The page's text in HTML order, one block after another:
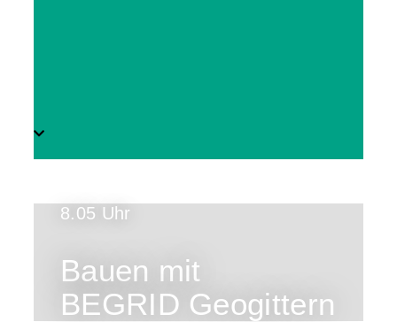
8.05 Uhr
Bauen mit
BEGRID Geogittern